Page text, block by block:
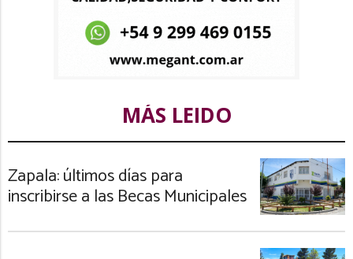
MÁS LEIDO
Zapala: últimos días para
inscribirse a las Becas Municipales